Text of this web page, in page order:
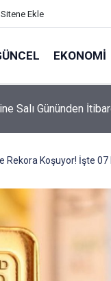
Sitene Ekle
EKONOMI
Ertaş’a “Bozkırın
Cevabı Merak
Rekora Koşuyor! İşte 07